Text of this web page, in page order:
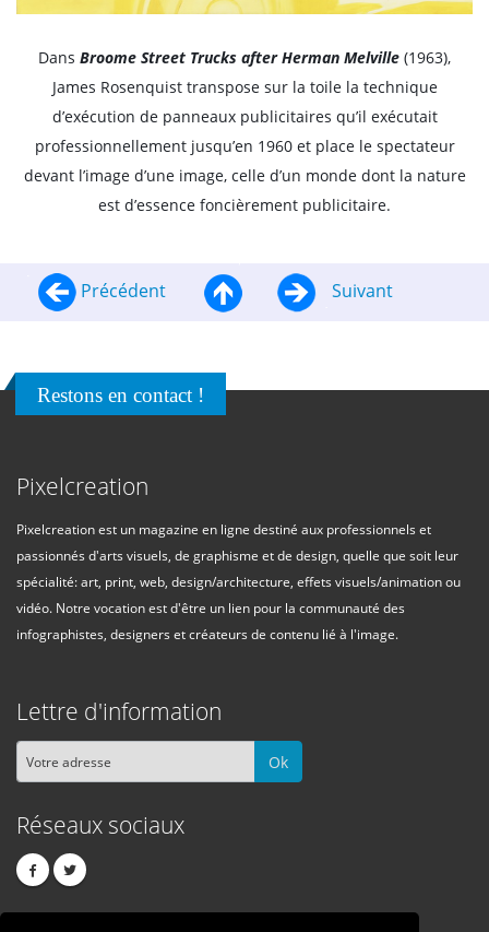
Dans Broome Street Trucks after Herman Melville (1963),
James Rosenquist transpose sur la toile la technique
d’exécution de panneaux publicitaires qu’il exécutait
professionnellement jusqu’en 1960 et place le spectateur
devant l’image d’une image, celle d’un monde dont la nature
est d’essence foncièrement publicitaire.
Précédent Suivant
Restons en contact !
Pixelcreation
Pixelcreation est un magazine en ligne destiné aux professionnels et
passionnés d'arts visuels, de graphisme et de design, quelle que soit leur
spécialité: art, print, web, design/architecture, effets visuels/animation ou
vidéo. Notre vocation est d'être un lien pour la communauté des
infographistes, designers et créateurs de contenu lié à l'image.
Lettre d'information
Ok
Réseaux sociaux